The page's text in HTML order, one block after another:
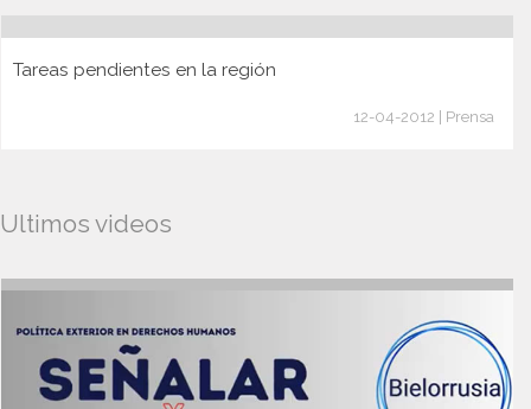
Tareas pendientes en la región
12-04-2012 | Prensa
Ultimos videos